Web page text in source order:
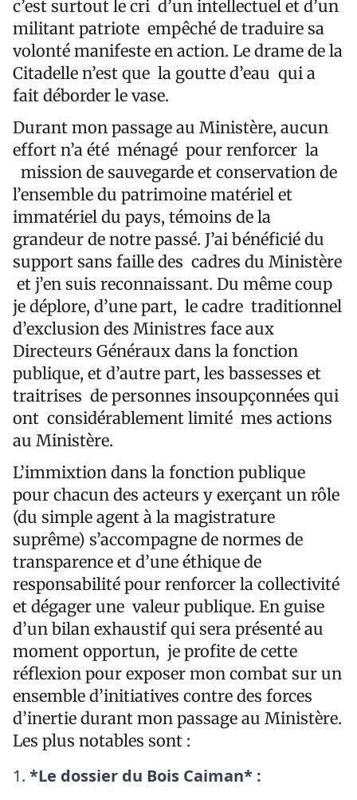
c’est surtout le cri d’un intellectuel et d’un
militant patriote empêché de traduire sa
volonté manifeste en action. Le drame de la
Citadelle n’est que la goutte d’eau qui a
fait déborder le vase.
Durant mon passage au Ministère, aucun
effort n’a été ménagé pour renforcer la
mission de sauvegarde et conservation de
l’ensemble du patrimoine matériel et
immatériel du pays, témoins de la
grandeur de notre passé. J’ai bénéficié du
support sans faille des cadres du Ministère
et j’en suis reconnaissant. Du même coup
je déplore, d’une part, le cadre traditionnel
d’exclusion des Ministres face aux
Directeurs Généraux dans la fonction
publique, et d’autre part, les bassesses et
traitrises de personnes insoupçonnées qui
ont considérablement limité mes actions
au Ministère.
L’immixtion dans la fonction publique
pour chacun des acteurs y exerçant un rôle
(du simple agent à la magistrature
suprême) s’accompagne de normes de
transparence et d’une éthique de
responsabilité pour renforcer la collectivité
et dégager une valeur publique. En guise
d’un bilan exhaustif qui sera présenté au
moment opportun, je profite de cette
réflexion pour exposer mon combat sur un
ensemble d’initiatives contre des forces
d’inertie durant mon passage au Ministère.
Les plus notables sont :
*Le dossier du Bois Caiman* :